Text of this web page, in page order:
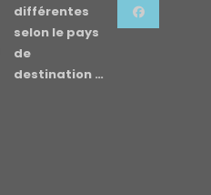
différentes
selon le pays
de
destination …